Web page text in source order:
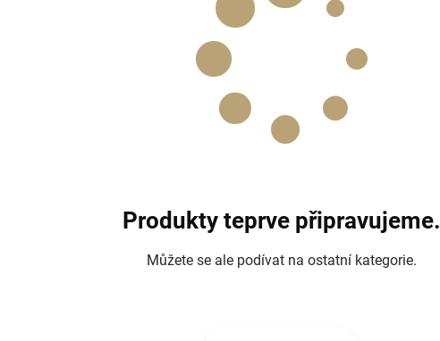
Produkty teprve připravujeme.
Můžete se ale podívat na ostatní kategorie.